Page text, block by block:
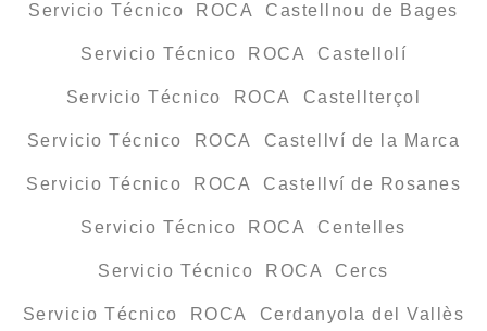
Servicio Técnico ROCA Castellnou de Bages
Servicio Técnico ROCA Castellolí
Servicio Técnico ROCA Castellterçol
Servicio Técnico ROCA Castellví de la Marca
Servicio Técnico ROCA Castellví de Rosanes
Servicio Técnico ROCA Centelles
Servicio Técnico ROCA Cercs
Servicio Técnico ROCA Cerdanyola del Vallès